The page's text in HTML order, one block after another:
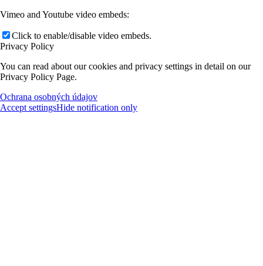
Vimeo and Youtube video embeds:
Click to enable/disable video embeds.
Privacy Policy
You can read about our cookies and privacy settings in detail on our
Privacy Policy Page.
Ochrana osobných údajov
Accept settingsHide notification only